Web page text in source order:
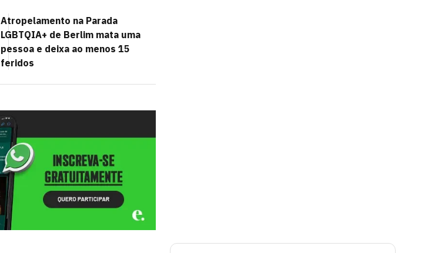
Atropelamento na Parada
LGBTQIA+ de Berlim mata uma
pessoa e deixa ao menos 15
feridos